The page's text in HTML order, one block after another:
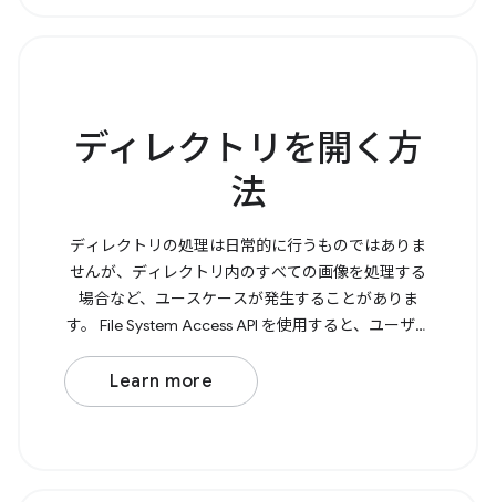
ディレクトリを開く方
法
ディレクトリの処理は日常的に行うものではありま
せんが、ディレクトリ内のすべての画像を処理する
場合など、ユースケースが発生することがありま
す。 File System Access API を使用すると、ユーザー
はブラウザでディレクトリを開き、書き込みアクセ
スが必要かどうかを判断できます。 ディレクトリを
開くには、 showDirectoryPicker() を呼び出します。
Learn more